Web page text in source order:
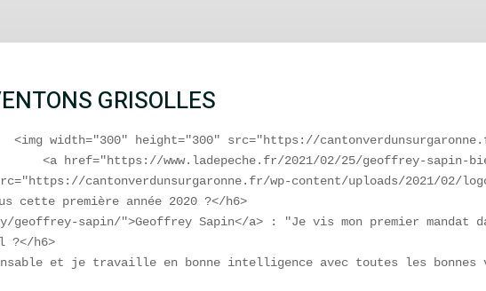
GRISOLLES
<img width="300" height="300" src="https://
<a href="https://www.ladepeche.fr/2021/02/25/geoffrey-sapin-
cantonverdunsurgaronne.fr/wp-content/uploads/2021/02/
vous cette première année 2020 ?</h6>
geoffrey-sapin/">Geoffrey Sapin</a> : "Je vis mon premier
?</h6>